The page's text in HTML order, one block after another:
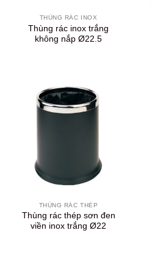
THÙNG RÁC INOX
Thùng rác inox trắng
không nắp Ø22.5
THÙNG RÁC THÉP
Thùng rác thép sơn đen
viền inox trắng Ø22